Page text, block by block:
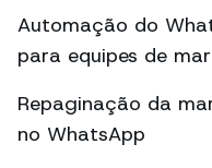
Automação do
para equipes de
Repaginação da
no WhatsApp